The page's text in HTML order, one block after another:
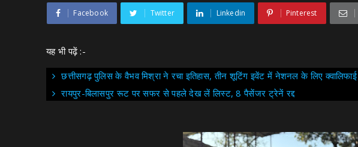
Facebook Twitter Linkedin Pinterest
यह भी पढ़ें :-
छत्तीसगढ़ पुलिस के वैभव मिश्रा ने रचा इतिहास, तीन शूटिंग इवेंट में नेशनल के लिए क्वालिफाई
रायपुर-बिलासपुर रूट पर सफर से पहले देख लें लिस्ट, 8 पैसेंजर ट्रेनें रद्द